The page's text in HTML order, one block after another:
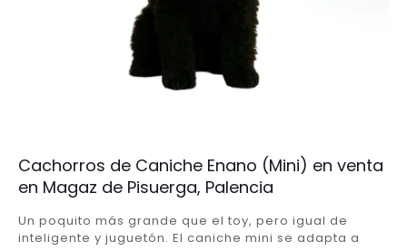
Cachorros de Caniche Enano (Mini) en venta
en Magaz de Pisuerga, Palencia
Un poquito más grande que el toy, pero igual de
inteligente y juguetón. El caniche mini se adapta a